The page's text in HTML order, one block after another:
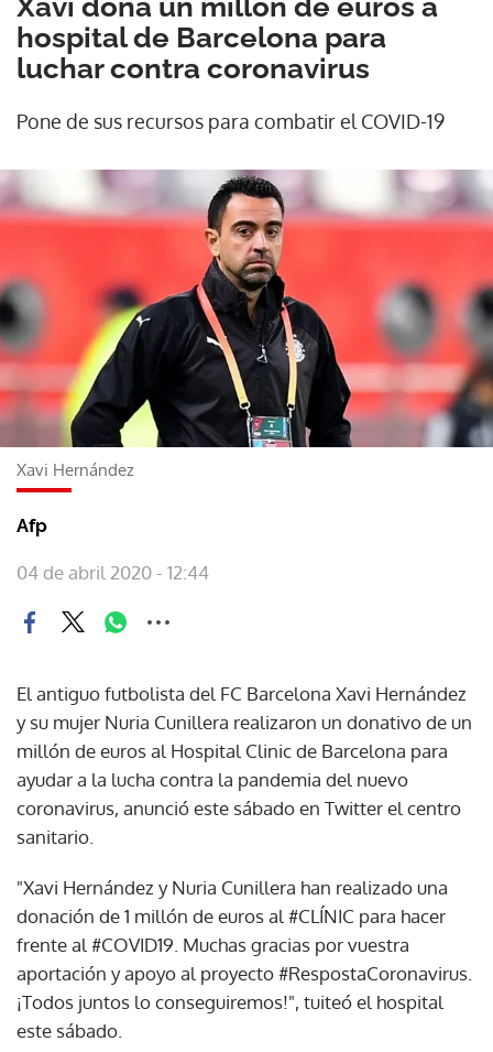
Xavi dona un millón de euros a
hospital de Barcelona para
luchar contra coronavirus
Pone de sus recursos para combatir el COVID-19
Xavi Hernández
Afp
04 de abril 2020 - 12:44
El antiguo futbolista del FC Barcelona Xavi Hernández
y su mujer Nuria Cunillera realizaron un donativo de un
millón de euros al Hospital Clinic de Barcelona para
ayudar a la lucha contra la pandemia del nuevo
coronavirus, anunció este sábado en Twitter el centro
sanitario.
"Xavi Hernández y Nuria Cunillera han realizado una
donación de 1 millón de euros al #CLÍNIC para hacer
frente al #COVID19. Muchas gracias por vuestra
aportación y apoyo al proyecto #RespostaCoronavirus.
¡Todos juntos lo conseguiremos!", tuiteó el hospital
este sábado.